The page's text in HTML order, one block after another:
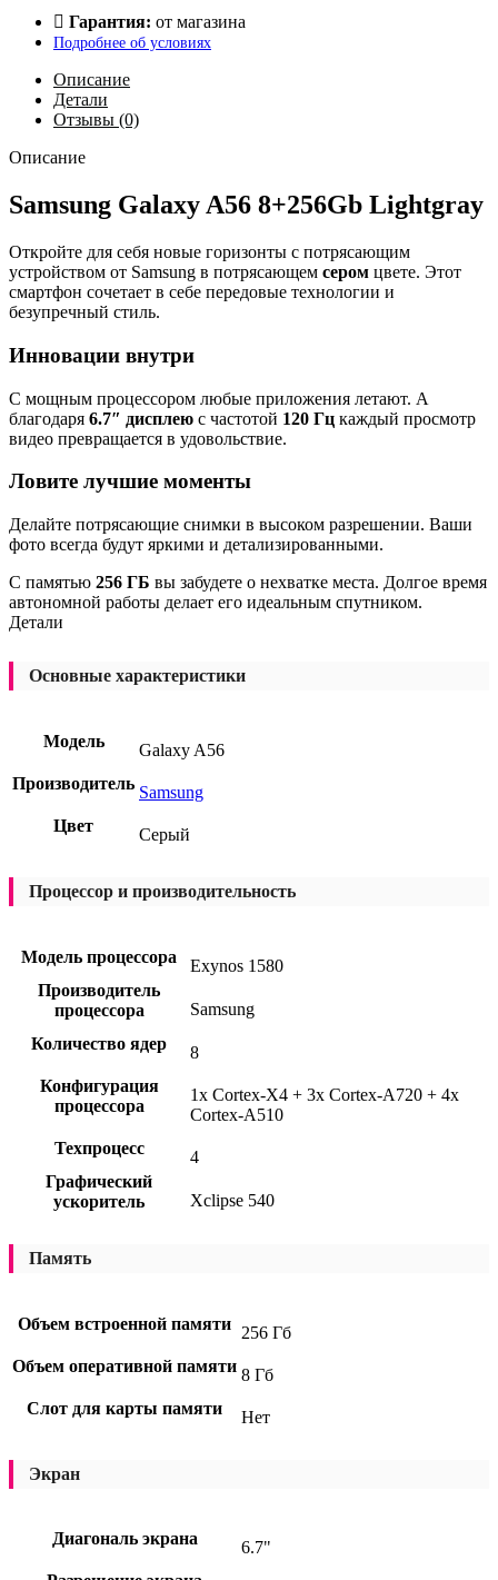
Гарантия: от магазина
Подробнее об условиях
Описание
Детали
Отзывы (0)
Описание
Samsung Galaxy A56 8+256Gb Lightgray
Откройте для себя новые горизонты с потрясающим
устройством от Samsung в потрясающем сером цвете. Этот
смартфон сочетает в себе передовые технологии и
безупречный стиль.
Инновации внутри
С мощным процессором любые приложения летают. А
благодаря 6.7″ дисплею с частотой 120 Гц каждый просмотр
видео превращается в удовольствие.
Ловите лучшие моменты
Делайте потрясающие снимки в высоком разрешении. Ваши
фото всегда будут яркими и детализированными.
С памятью 256 ГБ вы забудете о нехватке места. Долгое время
автономной работы делает его идеальным спутником.
Детали
Основные характеристики
Модель
Galaxy A56
Производитель Samsung
Цвет
Серый
Процессор и производительность
Модель процессора
Exynos 1580
Производитель
процессора
Samsung
Количество ядер
8
Конфигурация
процессора
1x Cortex-X4 + 3x Cortex-A720 + 4x
Cortex-A510
Техпроцесс
4
Графический
ускоритель
Xclipse 540
Память
Объем встроенной памяти 256 Гб
Объем оперативной памяти 8 Гб
Слот для карты памяти
Нет
Экран
Диагональ экрана
6.7"